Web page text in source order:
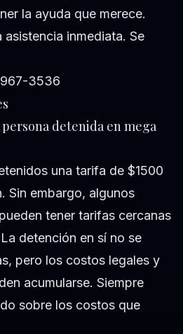
la ayuda que merece.
asistencia inmediata. Se
3536
persona detenida en mega
una tarifa de $1500
Sin embargo, algunos
tener tarifas cercanas
detención en sí no se
pero los costos legales y
acumularse. Siempre
sobre los costos que